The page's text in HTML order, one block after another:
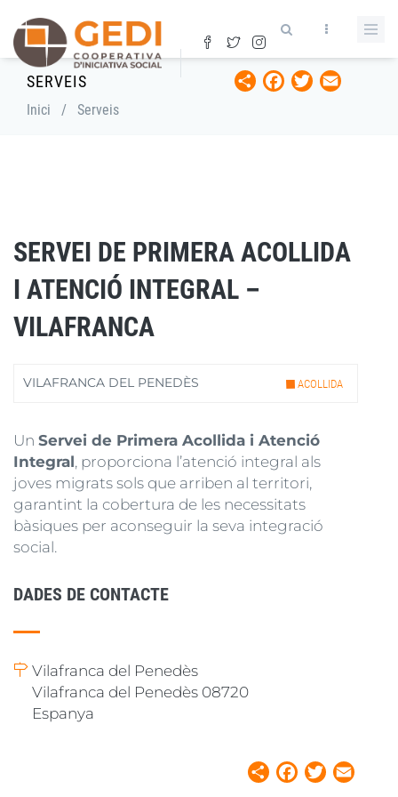
contingut
SERVEIS ShareFacebook
Twitter
Fil
Inici / Serveis
SERVEI DE PRIMERA ACOLLIDA
I ATENCIÓ INTEGRAL –
VILAFRANCA
VILAFRANCA DEL PENEDÈS ACOLLIDA
Un Servei de Primera Acollida i Atenció
Integral, proporciona l’atenció integral als
joves migrats sols que arriben al territori,
garantint la cobertura de les necessitats
bàsiques per aconseguir la seva integració
social.
DADES DE CONTACTE
Vilafranca del Penedès
Vilafranca del Penedès 08720
Espanya
ShareFacebook
Twitter